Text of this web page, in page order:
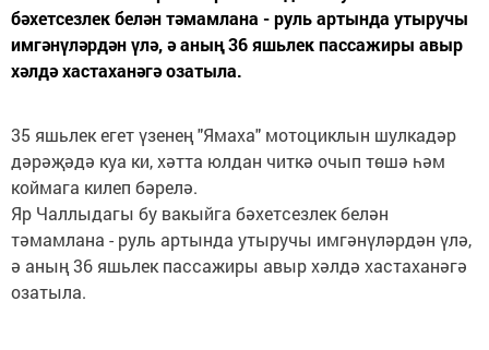
бәхетсезлек белән тәмамлана - руль артында утыручы
имгәнүләрдән үлә, ә аның 36 яшьлек пассажиры авыр
хәлдә хастаханәгә озатыла.
35 яшьлек егет үзенең "Ямаха" мотоциклын шулкадәр
дәрәҗәдә куа ки, хәтта юлдан читкә очып төшә һәм
коймага килеп бәрелә.
Яр Чаллыдагы бу вакыйга бәхетсезлек белән
тәмамлана - руль артында утыручы имгәнүләрдән үлә,
ә аның 36 яшьлек пассажиры авыр хәлдә хастаханәгә
озатыла.